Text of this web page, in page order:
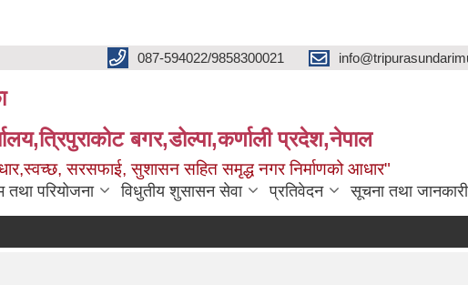
087-594022/9858300021
बगर,डोल्पा,कर्णाली प्रदेश,नेपाल
सरसफाई, सुशासन सहित समृद्ध नगर निर्माणको आधार"
तथा परियोजना विधुतीय शुसासन सेवा प्रतिवेदन सूचना तथा जानकारी